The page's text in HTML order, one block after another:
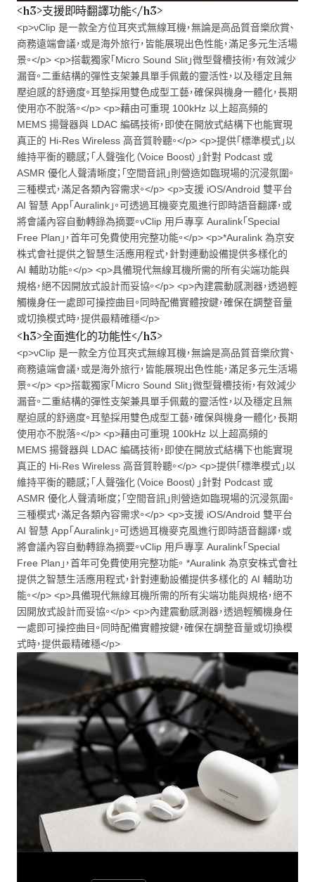
<h3>支援即時翻譯功能</h3>
<p>νClip 是一款全方位耳夾式無線耳機，無論是高品質音樂欣賞、
商務遠端會議，或是海外旅行，皆能展現出色性能，滿足多元生活場
景。</p> <p>搭載獨家「Micro Sound Slit」微型聲槽技術，有效減少
漏音。二重結構的彈性支架兼具單手佩戴的靈活性，以及穩定且無
壓迫感的舒適度。耳墊採用雙色成型工藝，確保與機身一體化，長期
使用亦不脫落。</p> <p>藉由可重現 100kHz 以上超高頻的
MEMS 揚聲器與 LDAC 編碼技術，即使在開放式結構下也能實現
真正的 Hi-Res Wireless 高音質聆聽。</p> <p>提供「標準模式」以
維持平衡的聽感；「人聲強化（Voice Boost）」針對 Podcast 或
ASMR 優化人聲清晰度；「空間音訊」則營造如臨現場的沉浸氛圍。
三種模式，滿足各類內容需求。</p> <p>支援 iOS/Android 雙平台
AI 智慧 App「Auralink」。可透過耳機麥克風進行即時語音翻譯，或
將會議內容自動轉錄為摘要。νClip 用戶專享 Auralink「Special
Free Plan」，首年可免費使用完整功能。</p> <p>*Auralink 為京安
株式會社提供之智慧生活應用程式，針對連動設備提供多樣化的
AI 輔助功能。</p> <p>具備現代無線耳機所需的所有尖端功能與
規格，絕不因開放式設計而妥協。</p> <p>內建震動感測器，透過輕
觸機身任一處即可操控曲目。同時配備實體按鍵，確保在調整音量
或切換模式時，提供最精確穩</p>
<h3>全面進化的功能性</h3>
<p>νClip 是一款全方位耳夾式無線耳機，無論是高品質音樂欣賞、
商務遠端會議，或是海外旅行，皆能展現出色性能，滿足多元生活場
景。</p> <p>搭載獨家「Micro Sound Slit」微型聲槽技術，有效減少
漏音。二重結構的彈性支架兼具單手佩戴的靈活性，以及穩定且無
壓迫感的舒適度。耳墊採用雙色成型工藝，確保與機身一體化，長期
使用亦不脫落。</p> <p>藉由可重現 100kHz 以上超高頻的
MEMS 揚聲器與 LDAC 編碼技術，即使在開放式結構下也能實現
真正的 Hi-Res Wireless 高音質聆聽。</p> <p>提供「標準模式」以
維持平衡的聽感；「人聲強化（Voice Boost）」針對 Podcast 或
ASMR 優化人聲清晰度；「空間音訊」則營造如臨現場的沉浸氛圍。
三種模式，滿足各類內容需求。</p> <p>支援 iOS/Android 雙平台
AI 智慧 App「Auralink」。可透過耳機麥克風進行即時語音翻譯，或
將會議內容自動轉錄為摘要。νClip 用戶專享 Auralink「Special
Free Plan」，首年可免費使用完整功能。 *Auralink 為京安株式會社
提供之智慧生活應用程式，針對連動設備提供多樣化的 AI 輔助功
能。</p> <p>具備現代無線耳機所需的所有尖端功能與規格，絕不
因開放式設計而妥協。</p> <p>內建震動感測器，透過輕觸機身任
一處即可操控曲目。同時配備實體按鍵，確保在調整音量或切換模
式時，提供最精確穩</p>